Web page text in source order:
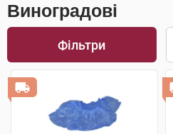
Виноградові
Фільтри